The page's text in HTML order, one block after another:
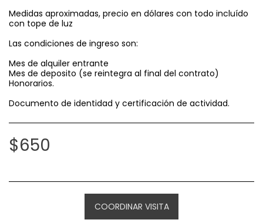
Medidas aproximadas, precio en dólares con todo incluído
con tope de luz
Las condiciones de ingreso son:
Mes de alquiler entrante
Mes de deposito (se reintegra al final del contrato)
Honorarios.
Documento de identidad y certificación de actividad.
$650
COORDINAR VISITA